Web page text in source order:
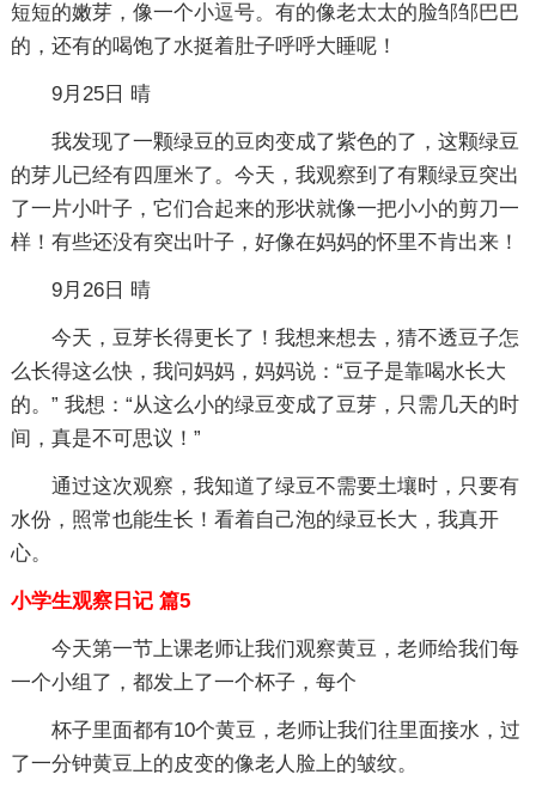
短短的嫩芽，像一个小逗号。有的像老太太的脸邹邹巴巴
的，还有的喝饱了水挺着肚子呼呼大睡呢！
9月25日 晴
我发现了一颗绿豆的豆肉变成了紫色的了，这颗绿豆
的芽儿已经有四厘米了。今天，我观察到了有颗绿豆突出
了一片小叶子，它们合起来的形状就像一把小小的剪刀一
样！有些还没有突出叶子，好像在妈妈的怀里不肯出来！
9月26日 晴
今天，豆芽长得更长了！我想来想去，猜不透豆子怎
么长得这么快，我问妈妈，妈妈说：“豆子是靠喝水长大
的。” 我想：“从这么小的绿豆变成了豆芽，只需几天的时
间，真是不可思议！”
通过这次观察，我知道了绿豆不需要土壤时，只要有
水份，照常也能生长！看着自己泡的绿豆长大，我真开
心。
小学生观察日记 篇5
今天第一节上课老师让我们观察黄豆，老师给我们每
一个小组了，都发上了一个杯子，每个
杯子里面都有10个黄豆，老师让我们往里面接水，过
了一分钟黄豆上的皮变的像老人脸上的皱纹。